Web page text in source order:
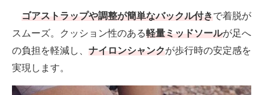
ゴアストラップや調整が簡単なバックル付きで着脱が
スムーズ。クッション性のある軽量ミッドソールが足へ
の負担を軽減し、 ナイロンシャンクが歩行時の安定感を
実現します。